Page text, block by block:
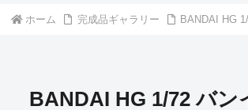
ホーム 完成品ギャラリー BANDAI HG
BANDAI HG 1/72 バン